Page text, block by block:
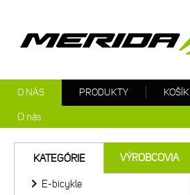
KATEGÓRIE VÝROBCOVIA
E-bicykle
O NÁS
O nás
PRODUKTY KOŠÍK